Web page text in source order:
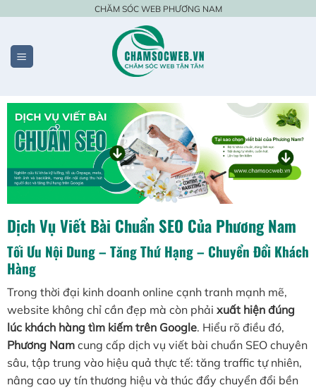
nội
dung
CHĂM SÓC WEB PHƯƠNG NAM
Dịch Vụ Viết Bài Chuẩn SEO Của Phương Nam
Tối Ưu Nội Dung – Tăng Thứ Hạng – Chuyển Đổi Khách
Hàng
Trong thời đại kinh doanh online cạnh tranh mạnh mẽ,
website không chỉ cần đẹp mà còn phải xuất hiện đúng
lúc khách hàng tìm kiếm trên Google. Hiểu rõ điều đó,
Phương Nam cung cấp dịch vụ viết bài chuẩn SEO chuyên
sâu, tập trung vào hiệu quả thực tế: tăng traffic tự nhiên,
nâng cao uy tín thương hiệu và thúc đẩy chuyển đổi bền